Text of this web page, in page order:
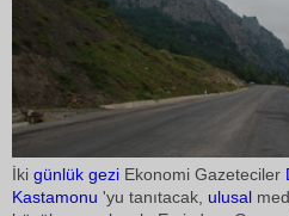
İki günlük gezi Ekonomi Gazeteciler
Kastamonu 'yu tanıtacak, ulusal